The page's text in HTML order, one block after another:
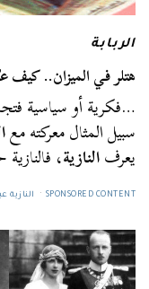
الربابة
هتلر في الميزان.. كيف
…فكرية أو سياسية
سبيل المثال معركته مع
يعرفالنازية،
SPONSORED CONTENT